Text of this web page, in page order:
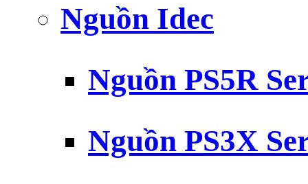
Nguồn Idec
Nguồn PS5R
Nguồn PS3X